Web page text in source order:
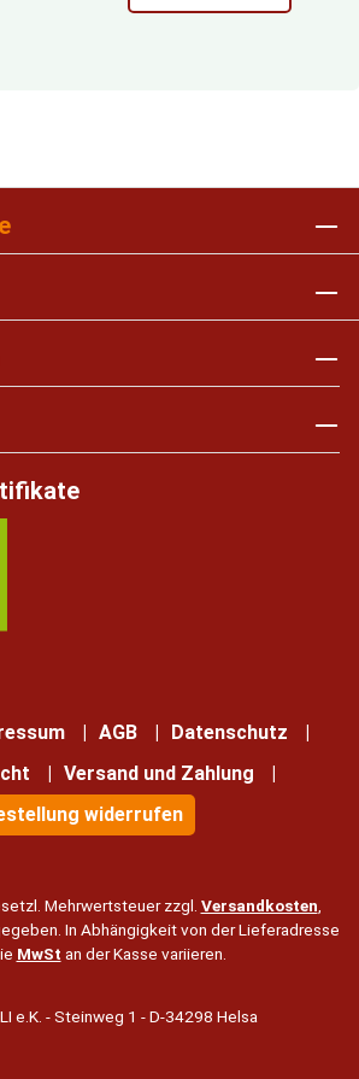
AGB
Datenschutz
Versand und Zahlung
widerrufen
Mehrwertsteuer zzgl. Versandkosten
In Abhängigkeit von der Lieferadresse
MwSt an der Kasse variieren.
e.K. - Steinweg 1 - D-34298 Helsa